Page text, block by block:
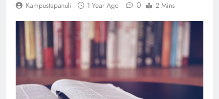
Kampustapanuli 1 Year Ago 0 2 Mins